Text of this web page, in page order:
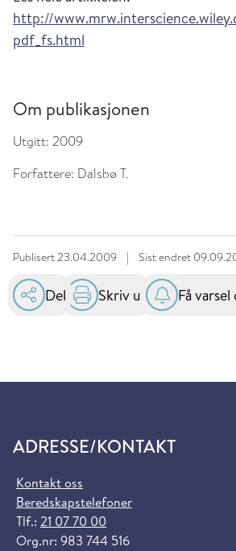
http://
pdf_fs.html
Om publikasjonen
Utgitt: 2009
Forfattere: Dalsbø T.
Publisert23.04.2009 | Sist endret
Del Skriv ut Få
ADRESSE/KONTAKT
Kontakt oss
Beredskapstelefoner
Tlf.: 21 07 70 00
Org.nr: 983 744 516